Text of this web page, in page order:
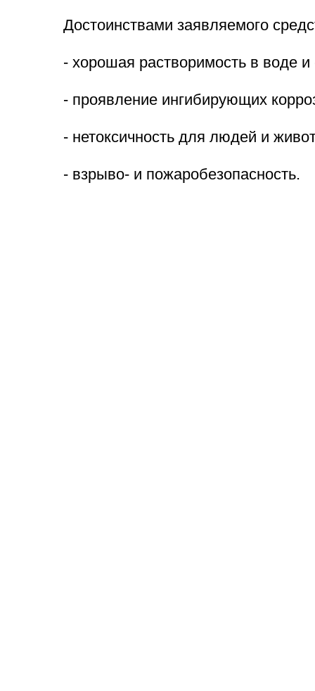
Достоинствами заявляемого
- хорошая растворимость в воде
- проявление ингибирующих
- нетоксичность для людей и
- взрыво- и пожаробезопасность.